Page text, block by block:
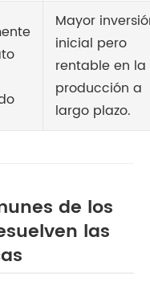
Mayor
inicial pero
rentable en la
producción a
largo plazo.
de los
las